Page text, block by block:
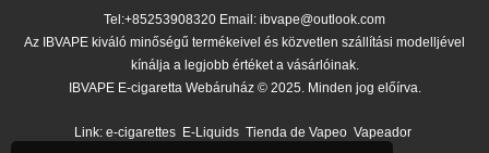
Tel:+85253908320 Email: ibvape@outlook.com
Az IBVAPE kiváló minőségű termékeivel és közvetlen szállítási modelljével
kínálja a legjobb értéket a vásárlóinak.
IBVAPE E-cigaretta Webáruház © 2025. Minden jog előírva.
Link: e-cigarettes E-Liquids Tienda de Vapeo Vapeador
✕
Magd***na